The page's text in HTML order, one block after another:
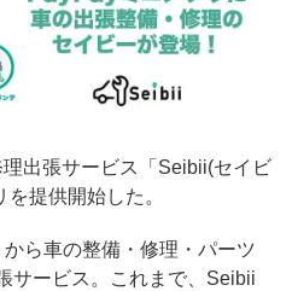
出張サービス「Seibii(セイビ
提供開始した。
ら車の整備・修理・パーツ
サービス。これまで、Seibii